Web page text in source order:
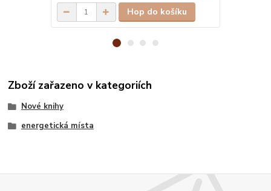
Hop do košíku
Zboží zařazeno v kategoriích
Nové knihy
energetická místa